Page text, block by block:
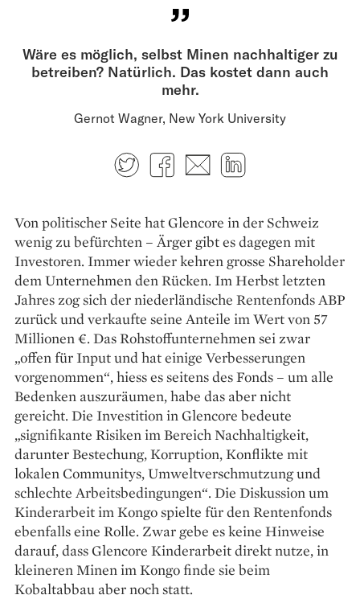
Wäre es möglich, selbst Minen nachhaltiger zu
betreiben? Natürlich. Das kostet dann auch
mehr.
Gernot Wagner, New York University
TwitterFacebook
E-mail
Von politischer Seite hat Glencore in der Schweiz
wenig zu befürchten – Ärger gibt es dagegen mit
Investoren. Immer wieder kehren grosse Shareholder
dem Unternehmen den Rücken. Im Herbst letzten
Jahres zog sich der niederländische Rentenfonds ABP
zurück und verkaufte seine Anteile im Wert von 57
Millionen €. Das Rohstoffunternehmen sei zwar
„offen für Input und hat einige Verbesserungen
vorgenommen“, hiess es seitens des Fonds – um alle
Bedenken auszuräumen, habe das aber nicht
gereicht. Die Investition in Glencore bedeute
„signifikante Risiken im Bereich Nachhaltigkeit,
darunter Bestechung, Korruption, Konflikte mit
lokalen Communitys, Umweltverschmutzung und
schlechte Arbeitsbedingungen“. Die Diskussion um
Kinderarbeit im Kongo spielte für den Rentenfonds
ebenfalls eine Rolle. Zwar gebe es keine Hinweise
darauf, dass Glencore Kinder­arbeit direkt nutze, in
kleineren Minen im Kongo finde sie beim
Kobaltabbau aber noch statt.